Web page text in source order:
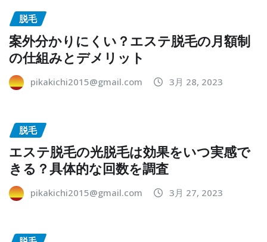
脱毛
案外分かりにくい？エステ脱毛の月額制
の仕組みとデメリット
pikakichi2015@gmail.com 3月 28, 2023
脱毛
エステ脱毛の光脱毛は効果をいつ実感で
きる？具体的な回数を調査
pikakichi2015@gmail.com 3月 27, 2023